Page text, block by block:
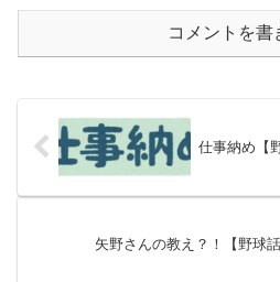
コメントを書
仕事納め【
矢野さんの教え？！【野球話